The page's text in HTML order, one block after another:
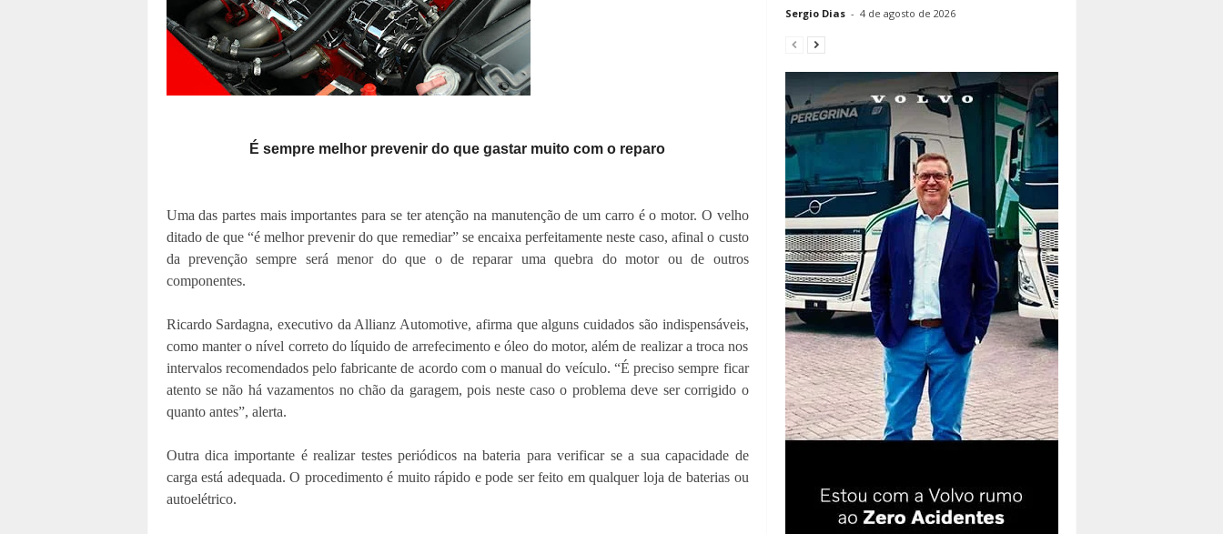
É sempre melhor prevenir do que gastar muito com o reparo
Uma das partes mais importantes para se ter atenção na manutenção de um carro é o motor. O velho
ditado de que “é melhor prevenir do que remediar” se encaixa perfeitamente neste caso, afinal o custo
da prevenção sempre será menor do que o de reparar uma quebra do motor ou de outros
componentes.
Ricardo Sardagna, executivo da Allianz Automotive, afirma que alguns cuidados são indispensáveis,
como manter o nível correto do líquido de arrefecimento e óleo do motor, além de realizar a troca nos
intervalos recomendados pelo fabricante de acordo com o manual do veículo. “É preciso sempre ficar
atento se não há vazamentos no chão da garagem, pois neste caso o problema deve ser corrigido o
quanto antes”, alerta.
Outra dica importante é realizar testes periódicos na bateria para verificar se a sua capacidade de
carga está adequada. O procedimento é muito rápido e pode ser feito em qualquer loja de baterias ou
autoelétrico.
Sergio Dias - 4 de agosto de 2026